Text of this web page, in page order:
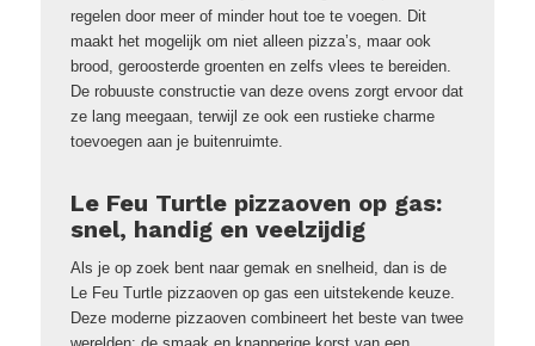
regelen door meer of minder hout toe te voegen. Dit
maakt het mogelijk om niet alleen pizza’s, maar ook
brood, geroosterde groenten en zelfs vlees te bereiden.
De robuuste constructie van deze ovens zorgt ervoor dat
ze lang meegaan, terwijl ze ook een rustieke charme
toevoegen aan je buitenruimte.
Le Feu Turtle pizzaoven op gas:
snel, handig en veelzijdig
Als je op zoek bent naar gemak en snelheid, dan is de
Le Feu Turtle pizzaoven op gas een uitstekende keuze.
Deze moderne pizzaoven combineert het beste van twee